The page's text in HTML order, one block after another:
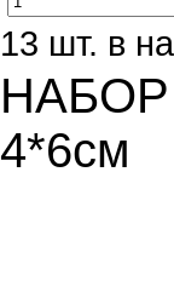
13 шт. в
НАБОР
4*6см